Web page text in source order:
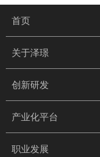
首页
关于泽璟
创新研发
产业化平台
职业发展